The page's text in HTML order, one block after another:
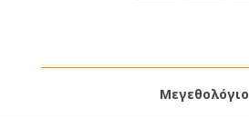
Μεγεθολόγιο